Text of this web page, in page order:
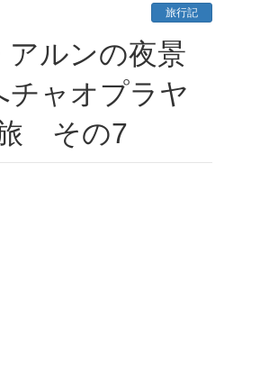
旅行記
ャオプラヤ
旅 その7